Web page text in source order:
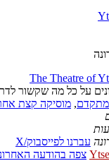
The Theatre of
על כל מה שקשור
מתקדם, מוסיקה קצת
עברנו לפייסבוק/X
צפה בהודעה